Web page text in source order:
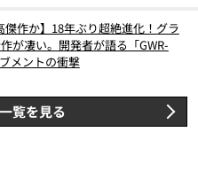
傑作か】18年ぶり超絶進化！グラ
が凄い。開発者が語る「GWR-
メントの衝撃
覧を見る